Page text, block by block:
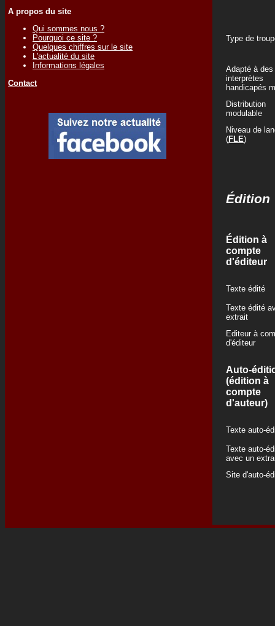
A propos du site
Qui sommes nous ?
Pourquoi ce site ?
Quelques chiffres sur le site
L'actualité du site
Informations légales
Contact
Type de
Adapté à des
interprètes
handicapés
Distribution
modulable
Niveau de
(FLE)
Édition
Édition à
compte
d'éditeur
Texte édité
Texte édité
extrait
Editeur à
d'éditeur
Auto-
(édition à
compte
d'auteur)
Texte auto-
Texte auto-
avec un
Site d'auto-